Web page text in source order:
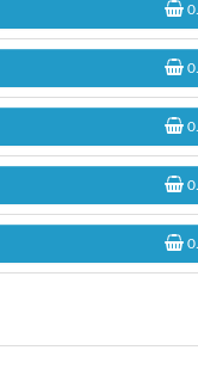
0.
0.
0.
0.
0.